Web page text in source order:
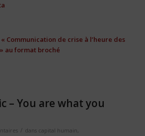
Communication de crise à l’heure des
au format broché
– You are what you
/ dans capital humain,